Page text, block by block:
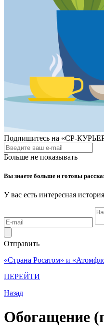
Подпишитесь на «СР-
Больше не показывать
Вы знаете больше и готовы
У вас есть интересная
Отправить
«Страна Росатом» и
ПЕРЕЙТИ
Назад
Обогащение